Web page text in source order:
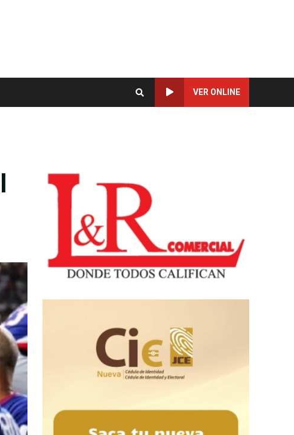
VER ONLINE